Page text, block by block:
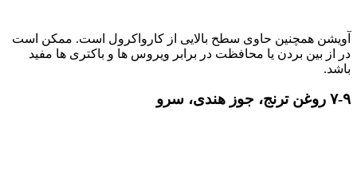
آویشن همچنین حاوی سطح بالایی از کارواکرول است. ممکن است
در از بین بردن یا محافظت در برابر ویروس ها و باکتری ها مفید
باشد.
۷-۹ روغن ترنج، جوز هندی، سرو